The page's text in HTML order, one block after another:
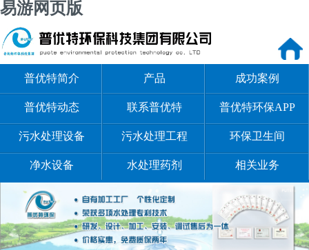
易游网页版
普优特简介 产品 成功案例
普优特动态 联系普优特 普优特环保APP
污水处理设备 污水处理工程 环保卫生间
净水设备 水处理药剂 相关业务